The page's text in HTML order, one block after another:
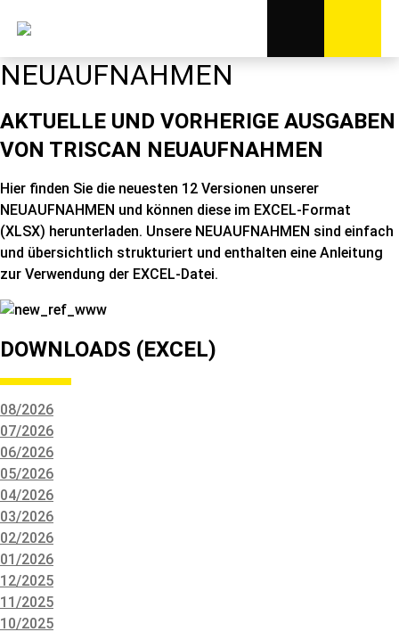
NEUAUFNAHMEN
AKTUELLE UND VORHERIGE AUSGABEN
VON TRISCAN NEUAUFNAHMEN
Hier finden Sie die neuesten 12 Versionen unserer
NEUAUFNAHMEN und können diese im EXCEL-Format
(XLSX) herunterladen. Unsere NEUAUFNAHMEN sind einfach
und übersichtlich strukturiert und enthalten eine Anleitung
zur Verwendung der EXCEL-Datei.
DOWNLOADS (EXCEL)
08/2026
07/2026
06/2026
05/2026
04/2026
03/2026
02/2026
01/2026
12/2025
11/2025
10/2025